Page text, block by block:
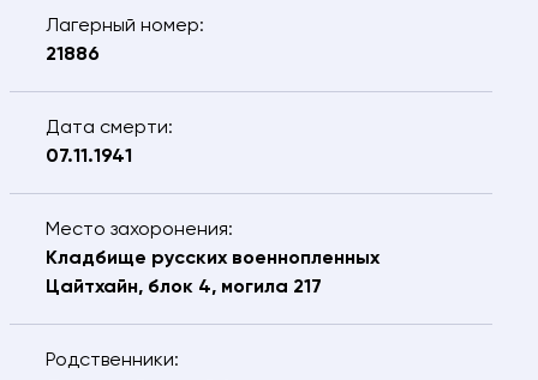
Лагерный номер:
21886
Дата смерти:
07.11.1941
Место захоронения:
Кладбище русских военнопленных
Цайтхайн, блок 4, могила 217
Родственники: